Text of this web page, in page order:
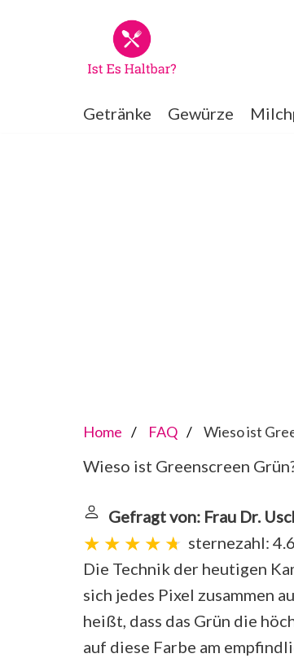
Getränke Gewürze
Home FAQ Wieso ist
Wieso ist Greenscreen
Gefragt von: Frau Dr.
sternezahl:
Die Technik der heutigen
sich jedes Pixel zusammen
heißt, dass das Grün die
auf diese Farbe am